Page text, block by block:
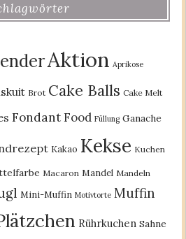
Aktion Aprikose
Brot Cake Balls Cake Melt
Fondant Food Füllung Ganache
Kakao Kekse Kuchen
Macaron Mandel Mandeln
Mini-Muffin Motivtorte Muffin
Rührkuchen Sahne